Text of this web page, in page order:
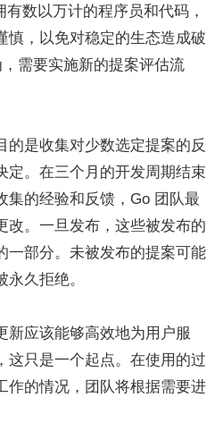
数以万计的程序员和代码，
慎，以免对稳定的生态造成破
需要实施新的提案评估流
的是收集对少数选定提案的反
定。在三个月的开发周期结束
集的经验和反馈，Go 团队最
改。一旦发布，这些被发布的
一部分。未被发布的提案可能
久拒绝。
新应该能够高效地为用户服
这只是一个起点。在使用的过
作的情况，团队将根据需要进